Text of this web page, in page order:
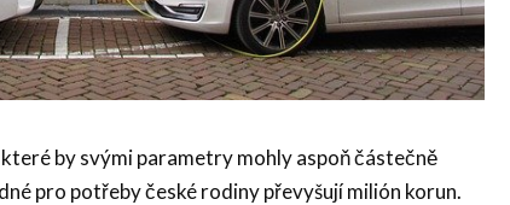
by svými parametry mohly aspoň částečně
pro potřeby české rodiny převyšují milión korun.